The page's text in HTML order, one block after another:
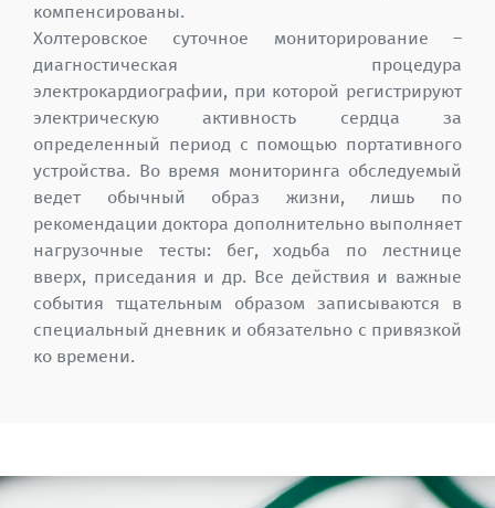
компенсированы.
Холтеровское суточное мониторирование –
диагностическая процедура
электрокардиографии, при которой регистрируют
электрическую активность сердца за
определенный период с помощью портативного
устройства. Во время мониторинга обследуемый
ведет обычный образ жизни, лишь по
рекомендации доктора дополнительно выполняет
нагрузочные тесты: бег, ходьба по лестнице
вверх, приседания и др. Все действия и важные
события тщательным образом записываются в
специальный дневник и обязательно с привязкой
ко времени.